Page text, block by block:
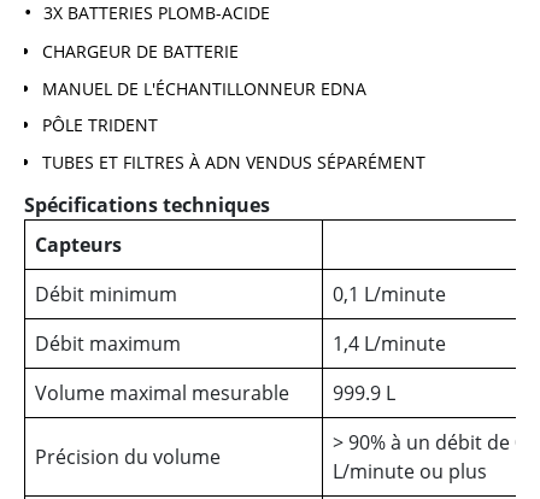
3X BATTERIES PLOMB-ACIDE
CHARGEUR DE BATTERIE
MANUEL DE L'ÉCHANTILLONNEUR EDNA
PÔLE TRIDENT
TUBES ET FILTRES À ADN VENDUS SÉPARÉMENT
Spécifications techniques
Capteurs
Débit minimum
0,1 L/minute
Débit maximum
1,4 L/minute
Volume maximal mesurable
999.9 L
Précision du volume
> 90% à un débit de 0,1
L/minute ou plus